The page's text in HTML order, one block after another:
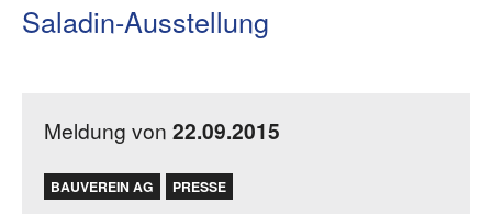
Meldung von 22.09.2015
BAUVEREIN AG PRESSE
Saladin-Ausstellung